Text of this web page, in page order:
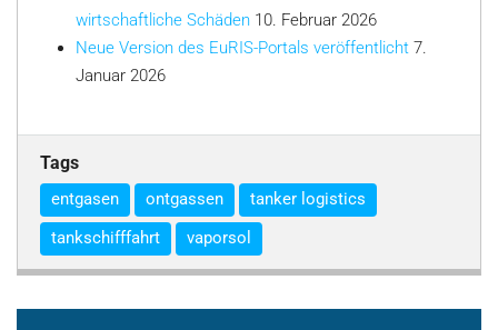
wirtschaftliche Schäden 10. Februar 2026
Neue Version des EuRIS-Portals veröffentlicht 7.
Januar 2026
Tags
entgasen ontgassen
tanker logistics
tankschifffahrt
vaporsol